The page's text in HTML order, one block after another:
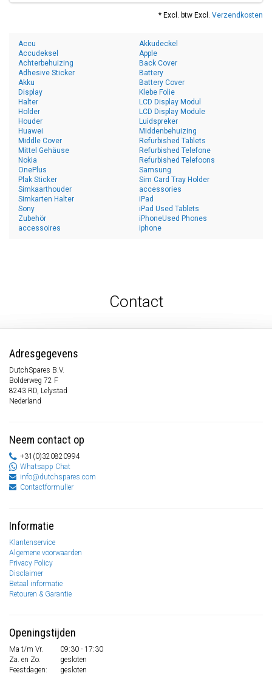
* Excl. btw Excl. Verzendkosten
Accu
Accudeksel
Achterbehuizing
Adhesive Sticker
Akku
Akkudeckel
Apple
Back Cover
Battery
Battery Cover
Display
Halter
Holder
Houder
Huawei
Klebe Folie
LCD Display Modul
LCD Display Module
Luidspreker
Middenbehuizing
Middle Cover
Mittel Gehäuse
Nokia
OnePlus
Plak Sticker
Refurbished Tablets
Refurbished Telefone
Refurbished Telefoons
Samsung
Sim Card Tray Holder
Simkaarthouder
Simkarten Halter
Sony
Zubehör
accessoires
accessories
iPad
iPad Used Tablets
iPhoneUsed Phones
iphone
Contact
Adresgegevens
DutchSpares B.V.
Bolderweg 72 F
8243 RD, Lelystad
Nederland
Neem contact op
+31(0)320820994
Whatsapp Chat
info@dutchspares.com
Contactformulier
Informatie
Klantenservice
Algemene voorwaarden
Privacy Policy
Disclaimer
Betaal informatie
Retouren & Garantie
Openingstijden
Ma t/m Vr.
09:30 - 17:30
Za. en Zo.
gesloten
Feestdagen:
gesloten